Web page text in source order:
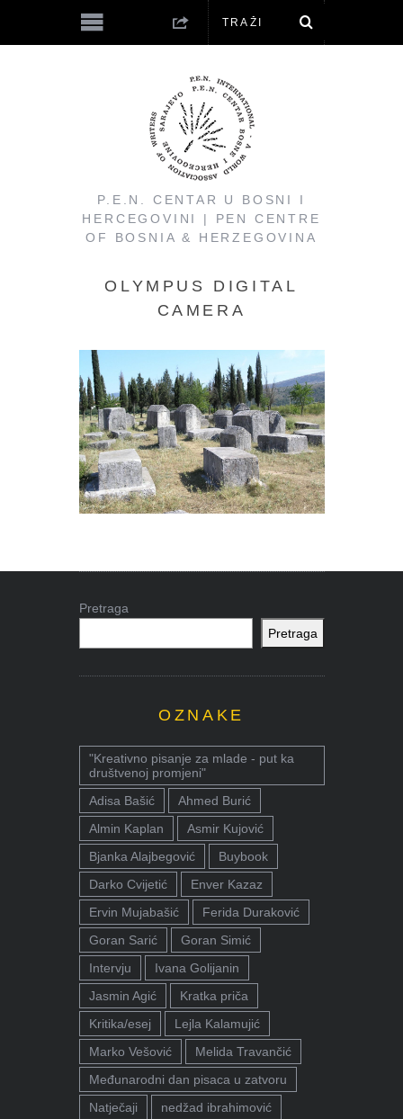
P.E.N. CENTAR U BOSNI I
HERCEGOVINI | PEN CENTRE
OF BOSNIA & HERZEGOVINA
OLYMPUS DIGITAL
CAMERA
Pretraga
Pretraga
OZNAKE
"Kreativno pisanje za mlade - put ka
društvenoj promjeni"
Adisa Bašić
Ahmed Burić
Almin Kaplan
Asmir Kujović
Bjanka Alajbegović
Buybook
Darko Cvijetić
Enver Kazaz
Ervin Mujabašić
Ferida Duraković
Goran Sarić
Goran Simić
Intervju
Ivana Golijanin
Jasmin Agić
Kratka priča
Kritika/esej
Lejla Kalamujić
Marko Vešović
Melida Travančić
Međunarodni dan pisaca u zatvoru
Natječaji
nedžad ibrahimović